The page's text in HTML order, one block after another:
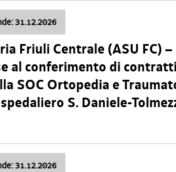
31.12.2026
Friuli Centrale (ASU FC) –
al conferimento di
SOC Ortopedia e
S. Daniele-
31.12.2026